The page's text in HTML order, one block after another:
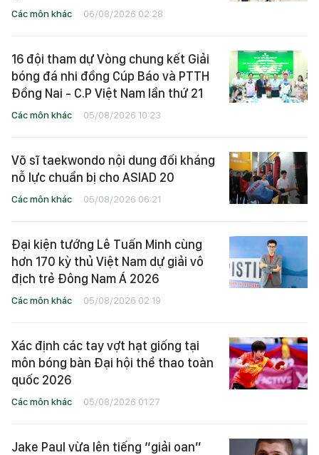
Các môn khác 06/08/2026 02:28
16 đội tham dự Vòng chung kết Giải
bóng đá nhi đồng Cúp Báo và PTTH
Đồng Nai - C.P Việt Nam lần thứ 21
Các môn khác 05/08/2026 10:23
Võ sĩ taekwondo nội dung đối kháng
nỗ lực chuẩn bị cho ASIAD 20
Các môn khác 05/08/2026 06:21
Đại kiện tướng Lê Tuấn Minh cùng
hơn 170 kỳ thủ Việt Nam dự giải vô
địch trẻ Đông Nam Á 2026
Các môn khác 05/08/2026 02:19
Xác định các tay vợt hạt giống tại
môn bóng bàn Đại hội thể thao toàn
quốc 2026
Các môn khác 05/08/2026 01:27
Jake Paul vừa lên tiếng “giải oan”